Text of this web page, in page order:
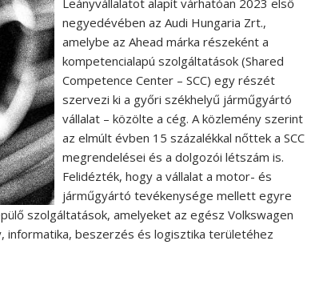
Leányvállalatot alapít várhatóan 2023 első
negyedévében az Audi Hungaria Zrt.,
amelybe az Ahead márka részeként a
kompetencialapú szolgáltatások (Shared
Competence Center – SCC) egy részét
szervezi ki a győri székhelyű járműgyártó
vállalat – közölte a cég. A közlemény szerint
az elmúlt évben 15 százalékkal nőttek a SCC
megrendelései és a dolgozói létszám is.
Felidézték, hogy a vállalat a motor- és
járműgyártó tevékenysége mellett egyre
szolgáltatások, amelyeket az egész Volkswagen
informatika, beszerzés és logisztika területéhez